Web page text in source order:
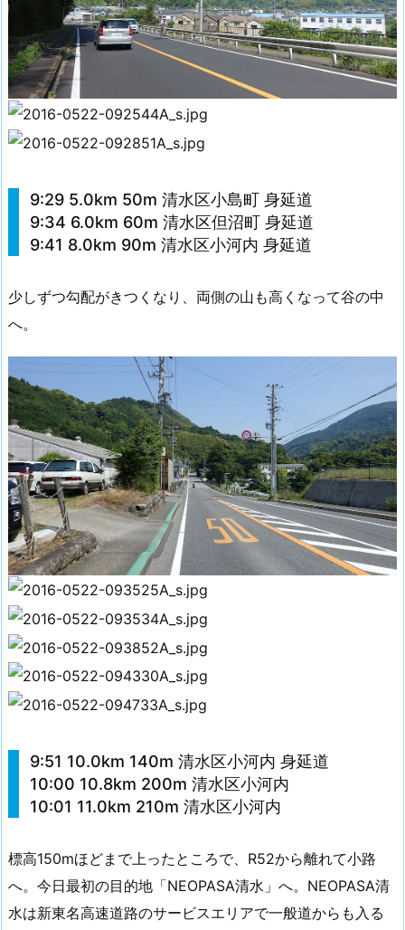
9:29 5.0km 50m 清水区小島町 身延道
9:34 6.0km 60m 清水区但沼町 身延道
9:41 8.0km 90m 清水区小河内 身延道
少しずつ勾配がきつくなり、両側の山も高くなって谷の中
へ。
9:51 10.0km 140m 清水区小河内 身延道
10:00 10.8km 200m 清水区小河内
10:01 11.0km 210m 清水区小河内
標高150mほどまで上ったところで、R52から離れて小路
へ。今日最初の目的地「NEOPASA清水」へ。NEOPASA清
水は新東名高速道路のサービスエリアで一般道からも入る